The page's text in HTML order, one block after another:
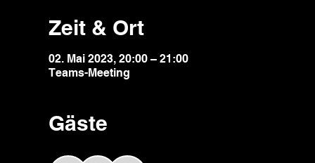
Zeit & Ort
02. Mai 2023, 20:00 – 21:00
Teams-Meeting
Gäste